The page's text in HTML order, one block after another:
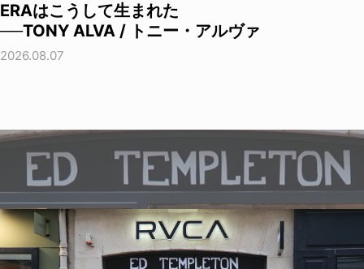
ERAはこうして生まれた
──TONY ALVA / トニー・アルヴァ
2026.08.07